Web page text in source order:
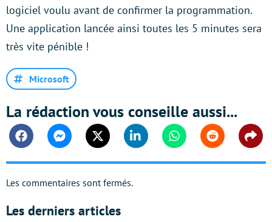
logiciel voulu avant de confirmer la programmation.
Une application lancée ainsi toutes les 5 minutes sera
très vite pénible !
Microsoft
La rédaction vous conseille aussi...
FacebookMessengerTwitter Linkedin WhatsappReddit
Les commentaires sont fermés.
Les derniers articles